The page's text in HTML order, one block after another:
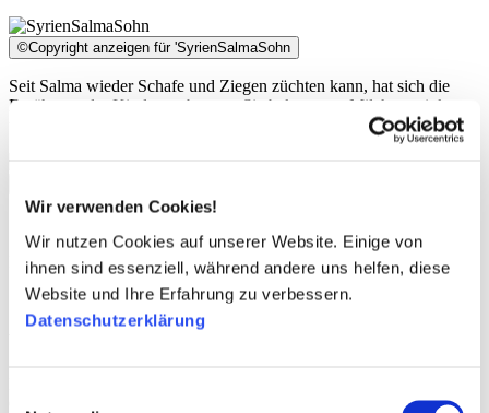
Wir verwenden Cookies!
Wir nutzen Cookies auf unserer Website. Einige von
ihnen sind essenziell, während andere uns helfen, diese
Website und Ihre Erfahrung zu verbessern.
Datenschutzerklärung
©Copyright anzeigen für 'SyrienSalmaSohn
Seit Salma wieder Schafe und Ziegen züchten kann, hat sich die
Ernährung der Kinder verbessert. Sie bekommen Milch zu trinken
und manchmal auch Fleisch zu essen. Foto: 4K International
Shafak, mit der CARE in Syrien vor Ort Hilfe leistet. Foto: 4K
International
Sie möchten Familien in Not in Syrien